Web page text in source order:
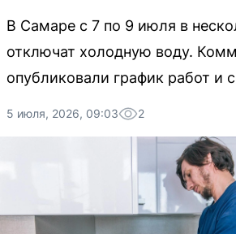
В Самаре с 7 по 9 июля в
отключат холодную воду.
опубликовали график работ и
5 июля, 2026, 09:03 2